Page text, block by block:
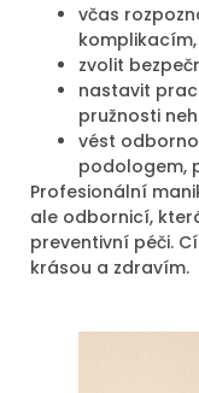
včas
komplikacím,
zvolit
nastavit
pružnosti
vést
podologem,
Profesionální
ale odbornicí,
preventivní péči.
krásou a zdravím.